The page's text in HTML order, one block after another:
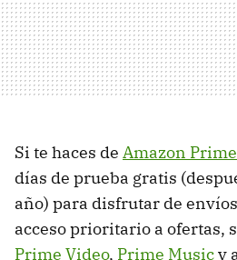
Si te haces de Amazon Prime
días de prueba gratis
año) para disfrutar de
acceso prioritario a ofertas,
Prime Video, Prime Musicy